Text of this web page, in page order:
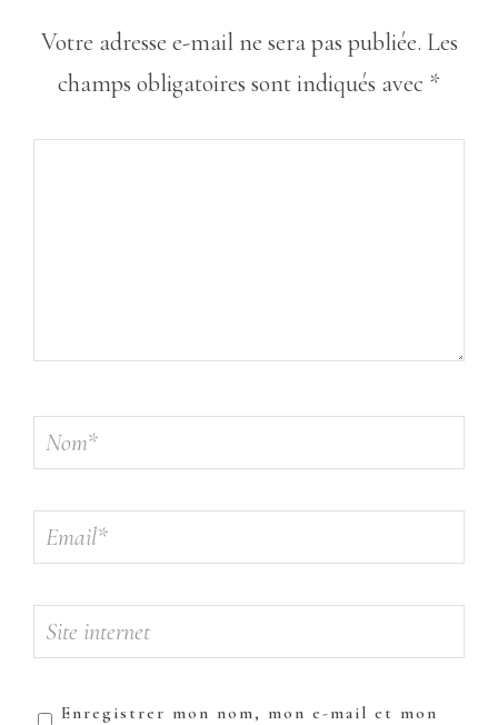
Votre adresse e-mail ne sera pas publiée. Les
champs obligatoires sont indiqués avec *
Enregistrer mon nom, mon e-mail et mon